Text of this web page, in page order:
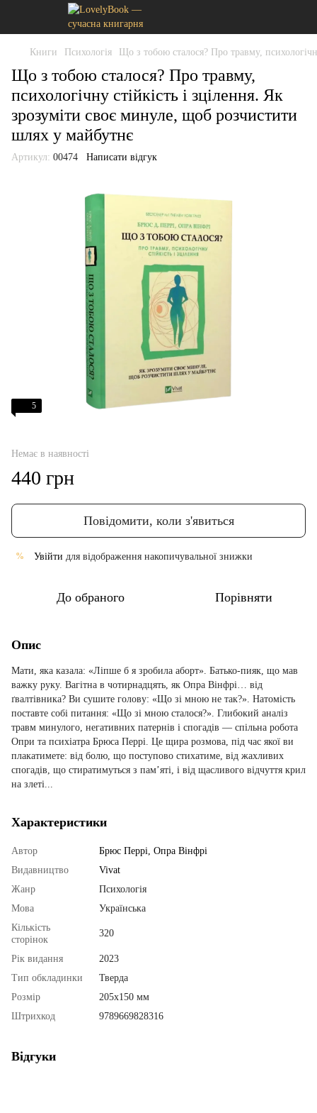
Книги Психологія Що з тобою сталося? Про травму,
Що з тобою сталося? Про травму,
психологічну стійкість і зцілення. Як
зрозуміти своє минуле, щоб розчистити
шлях у майбутнє
Артикул: 00474 Написати відгук
5
Немає в наявності
440 грн
Повідомити, коли з'явиться
% Увійти для відображення накопичувальної знижки
До обраного Порівняти
Опис
Мати, яка казала: «Ліпше б я зробила аборт». Батько-пияк, що мав
важку руку. Вагітна в чотирнадцять, як Опра Вінфрі… від
ґвалтівника? Ви сушите голову: «Що зі мною не так?». Натомість
поставте собі питання: «Що зі мною сталося?». Глибокий аналіз
травм минулого, негативних патернів і спогадів — спільна робота
Опри та психіатра Брюса Перрі. Це щира розмова, під час якої ви
плакатимете: від болю, що поступово стихатиме, від жахливих
спогадів, що стиратимуться з пам’яті, і від щасливого відчуття крил
на злеті...
Характеристики
Автор
Брюс Перрі, Опра Вінфрі
Видавництво
Vivat
Жанр
Психологія
Мова
Українська
Кількість
сторінок
320
Рік видання
2023
Тип обкладинки
Тверда
Розмір
205х150 мм
Штрихкод
9789669828316
Відгуки